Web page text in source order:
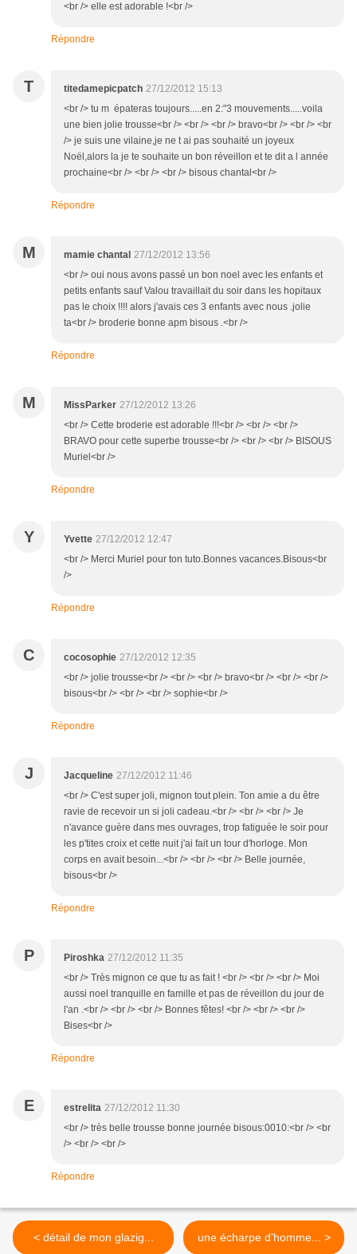
<br /> elle est adorable !<br />
Répondre
T titedamepicpatch 27/12/2012 15:13
<br /> tu m épateras toujours.....en 2:"3 mouvements.....voila
une bien jolie trousse<br /> <br /> <br /> bravo<br /> <br /> <br
/> je suis une vilaine,je ne t ai pas souhaité un joyeux
Noël,alors la je te souhaite un bon réveillon et te dit a l année
prochaine<br /> <br /> <br /> bisous chantal<br />
Répondre
M mamie chantal 27/12/2012 13:56
<br /> oui nous avons passé un bon noel avec les enfants et
petits enfants sauf Valou travaillait du soir dans les hopitaux
pas le choix !!!! alors j'avais ces 3 enfants avec nous .jolie
ta<br /> broderie bonne apm bisous .<br />
Répondre
M MissParker 27/12/2012 13:26
<br /> Cette broderie est adorable !!!<br /> <br /> <br />
BRAVO pour cette superbe trousse<br /> <br /> <br /> BISOUS
Muriel<br />
Répondre
Y Yvette 27/12/2012 12:47
<br /> Merci Muriel pour ton tuto.Bonnes vacances.Bisous<br
/>
Répondre
C cocosophie 27/12/2012 12:35
<br /> jolie trousse<br /> <br /> <br /> bravo<br /> <br /> <br />
bisous<br /> <br /> <br /> sophie<br />
Répondre
J Jacqueline 27/12/2012 11:46
<br /> C'est super joli, mignon tout plein. Ton amie a du être
ravie de recevoir un si joli cadeau.<br /> <br /> <br /> Je
n'avance guère dans mes ouvrages, trop fatiguée le soir pour
les p'tites croix et cette nuit j'ai fait un tour d'horloge. Mon
corps en avait besoin...<br /> <br /> <br /> Belle journée,
bisous<br />
Répondre
P Piroshka 27/12/2012 11:35
<br /> Très mignon ce que tu as fait ! <br /> <br /> <br /> Moi
aussi noel tranquille en famille et pas de réveillon du jour de
l'an .<br /> <br /> <br /> Bonnes fêtes! <br /> <br /> <br />
Bises<br />
Répondre
E estrelita 27/12/2012 11:30
<br /> très belle trousse bonne journée bisous:0010:<br /> <br
/> <br /> <br />
Répondre
< détail de mon glazig... une écharpe d'homme... >